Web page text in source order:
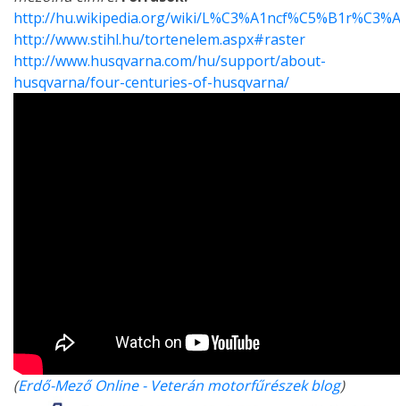
http://hu.wikipedia.org/wiki/
http://www.stihl.hu/tortenelem.aspx#raster
http://www.husqvarna.com/hu/support/about-
husqvarna/four-centuries-of-husqvarna/
(Erdő-Mező Online - Veterán motorfűrészek blog)